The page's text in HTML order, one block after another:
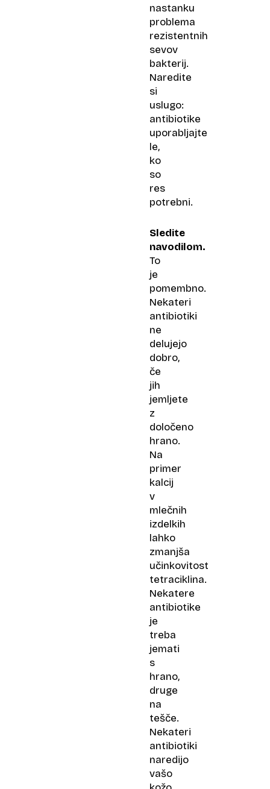
nastanku
problema
rezistentnih
sevov
bakterij.
Naredite
si
uslugo:
antibiotike
uporabljajte
le,
ko
so
res
potrebni.
Sledite
navodilom.
To
je
pomembno.
Nekateri
antibiotiki
ne
delujejo
dobro,
če
jih
jemljete
z
določeno
hrano.
Na
primer
kalcij
v
mlečnih
izdelkih
lahko
zmanjša
učinkovitost
tetraciklina.
Nekatere
antibiotike
je
treba
jemati
s
hrano,
druge
na
tešče.
Nekateri
antibiotiki
naredijo
vašo